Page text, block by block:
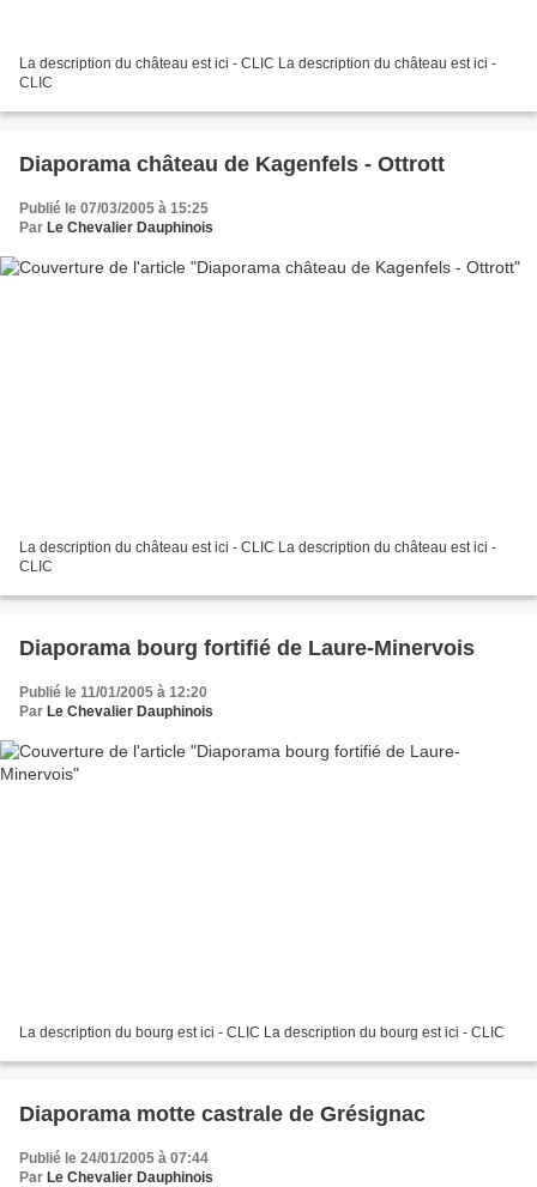
La description du château est ici - CLIC La description du château est ici -
CLIC
Diaporama château de Kagenfels - Ottrott
Publié le 07/03/2005 à 15:25
Par Le Chevalier Dauphinois
La description du château est ici - CLIC La description du château est ici -
CLIC
Diaporama bourg fortifié de Laure-Minervois
Publié le 11/01/2005 à 12:20
Par Le Chevalier Dauphinois
La description du bourg est ici - CLIC La description du bourg est ici - CLIC
Diaporama motte castrale de Grésignac
Publié le 24/01/2005 à 07:44
Par Le Chevalier Dauphinois